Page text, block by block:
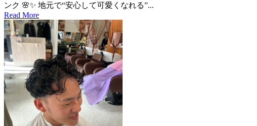
ンク 🌸✨ 地元で“安心して可愛くなれる”...
Read More